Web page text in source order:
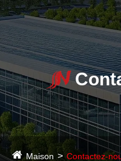
Maison Contactez-